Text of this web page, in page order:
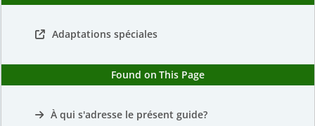
Adaptations spéciales
Found on This Page
À qui s'adresse le présent guide?